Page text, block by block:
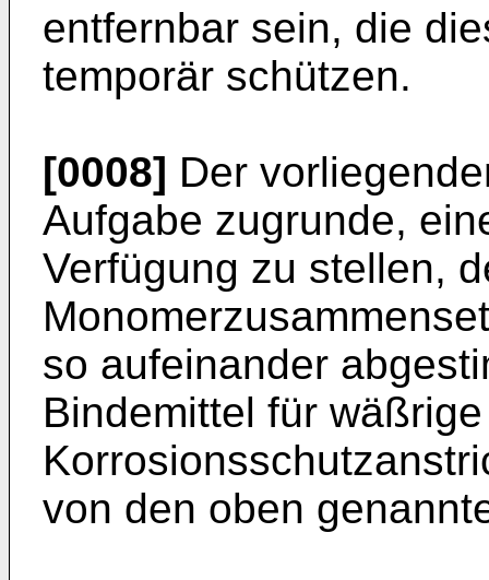
entfernbar sein, die
temporär schützen.
[0008] Der
Aufgabe zugrunde,
Verfügung zu stellen,
so aufeinander
Bindemittel für wäßrige
von den oben